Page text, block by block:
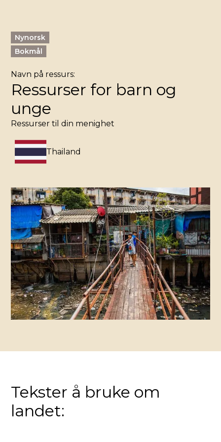
Nynorsk
Bokmål
Navn på ressurs:
Ressurser for barn og
unge
Ressurser til din menighet
Thailand
Tekster å bruke om
landet: